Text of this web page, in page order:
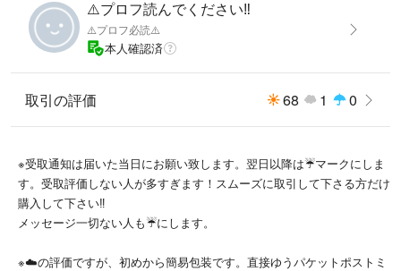
⚠️プロフ読んでください‼️
⚠️プロフ必読⚠️
本人確認済
取引の評価 68 1 0
※受取通知は届いた当日にお願い致します。翌日以降は☔️マークにしま
す。受取評価しない人が多すぎます！スムーズに取引して下さる方だけ
購入して下さい‼️
メッセージ一切ない人も☔️にします。
※☁️の評価ですが、初めから簡易包装です。直接ゆうパケットポストミ